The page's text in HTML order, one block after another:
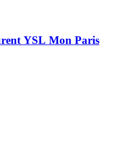
YSL Mon Paris